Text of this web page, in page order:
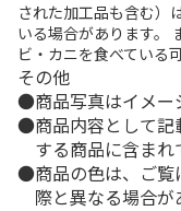
された加工品も含む）
いる場合があります。
ビ・カニを食べている
その他
商品写真はイメー
商品内容として
する商品に含まれ
商品の色は、ご
際と異なる場合が